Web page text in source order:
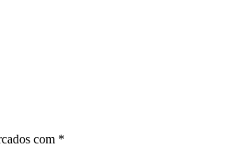
com *